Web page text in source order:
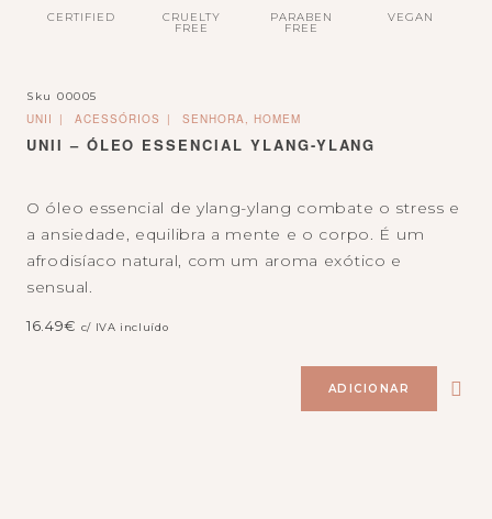
CERTIFIED CRUELTY
FREE
PARABEN
FREE
VEGAN
Sku 00005
UNII ACESSÓRIOS SENHORA, HOMEM
UNII – ÓLEO ESSENCIAL YLANG-YLANG
O óleo essencial de ylang-ylang combate o stress e
a ansiedade, equilibra a mente e o corpo. É um
afrodisíaco natural, com um aroma exótico e
sensual.
16.49€ c/ IVA incluído
ADICIONAR